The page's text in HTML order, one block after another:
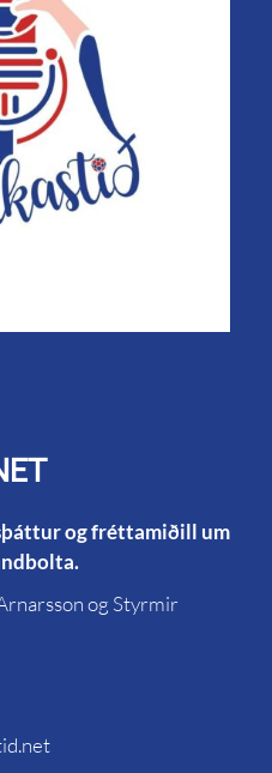
og fréttamiðill um
og Styrmir